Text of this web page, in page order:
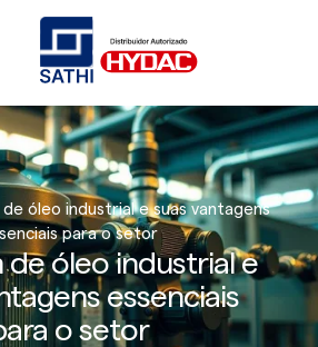
óleo industrial e suas vantagens
para o setor
de óleo industrial e
essenciais
o setor